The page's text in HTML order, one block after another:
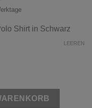
Shirt in Schwarz
LEEREN
Shirt Schwarz Menge